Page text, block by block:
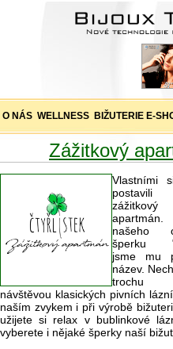
O NÁS WELLNESS BIŽUTERIE E-
Zážitkový
Vlastními
zážitkový
našeho
šperku
jsme mu
název.
trochu
návštěvou klasických pivních
naším zvykem i při výrobě
užijete si relax v bublinkové
vyberete i nějaké šperky naší